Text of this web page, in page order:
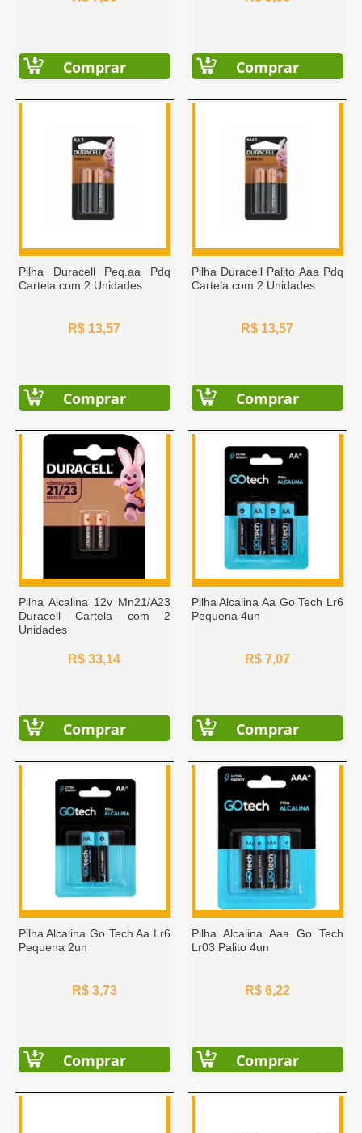
Comprar Comprar
Pilha Duracell Peq.aa Pdq
Cartela com 2 Unidades
R$ 13,57
Comprar
Pilha Duracell Palito Aaa Pdq
Cartela com 2 Unidades
R$ 13,57
Comprar
Pilha Alcalina 12v Mn21/A23
Duracell Cartela com 2
Unidades
R$ 33,14
Comprar
Pilha Alcalina Aa Go Tech Lr6
Pequena 4un
R$ 7,07
Comprar
Pilha Alcalina Go Tech Aa Lr6
Pequena 2un
R$ 3,73
Comprar
Pilha Alcalina Aaa Go Tech
Lr03 Palito 4un
R$ 6,22
Comprar